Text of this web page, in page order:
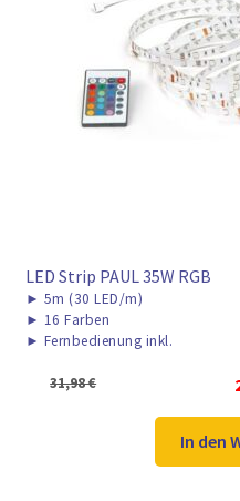
LED Strip PAUL 35W RGB
► 5m (30 LED/m)
► 16 Farben
► Fernbedienung inkl.
31,98€
In den